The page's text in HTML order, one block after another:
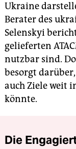
Ukraine
Berater des
Selenskyi
gelieferten
nutzbar sind.
besorgt
auch Ziele weit
könnte.
Die